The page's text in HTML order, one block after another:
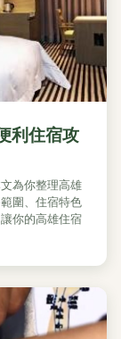
利住宿攻
為你整理高雄
圍、住宿特色
你的高雄住宿